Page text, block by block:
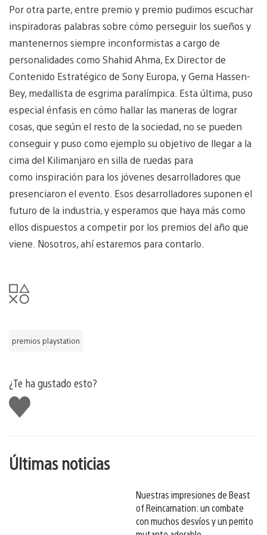
Por otra parte, entre premio y premio pudimos escuchar
inspiradoras palabras sobre cómo perseguir los sueños y
mantenernos siempre inconformistas a cargo de
personalidades como Shahid Ahma, Ex Director de
Contenido Estratégico de Sony Europa, y Gema Hassen-
Bey, medallista de esgrima paralímpica. Esta última, puso
especial énfasis en cómo hallar las maneras de lograr
cosas, que según el resto de la sociedad, no se pueden
conseguir y puso como ejemplo su objetivo de llegar a la
cima del Kilimanjaro en silla de ruedas para
como inspiración para los jóvenes desarrolladores que
presenciaron el evento. Esos desarrolladores suponen el
futuro de la industria, y esperamos que haya más como
ellos dispuestos a competir por los premios del año que
viene. Nosotros, ahí estaremos para contarlo.
premios playstation
¿Te ha gustado esto?
Me
gusta
Últimas noticias
Nuestras impresiones de Beast
of Reincarnation: un combate
con muchos desvíos y un perrito